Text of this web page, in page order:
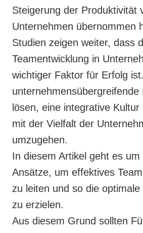
Steigerung der Produktivität
Unternehmen übernommen
Studien zeigen weiter, dass
Teamentwicklung in
wichtiger Faktor für Erfolg
unternehmensübergreifende
lösen, eine integrative
mit der Vielfalt der
umzugehen.
In diesem Artikel geht es um
Ansätze, um effektives
zu leiten und so die optimale
zu erzielen.
Aus diesem Grund sollten